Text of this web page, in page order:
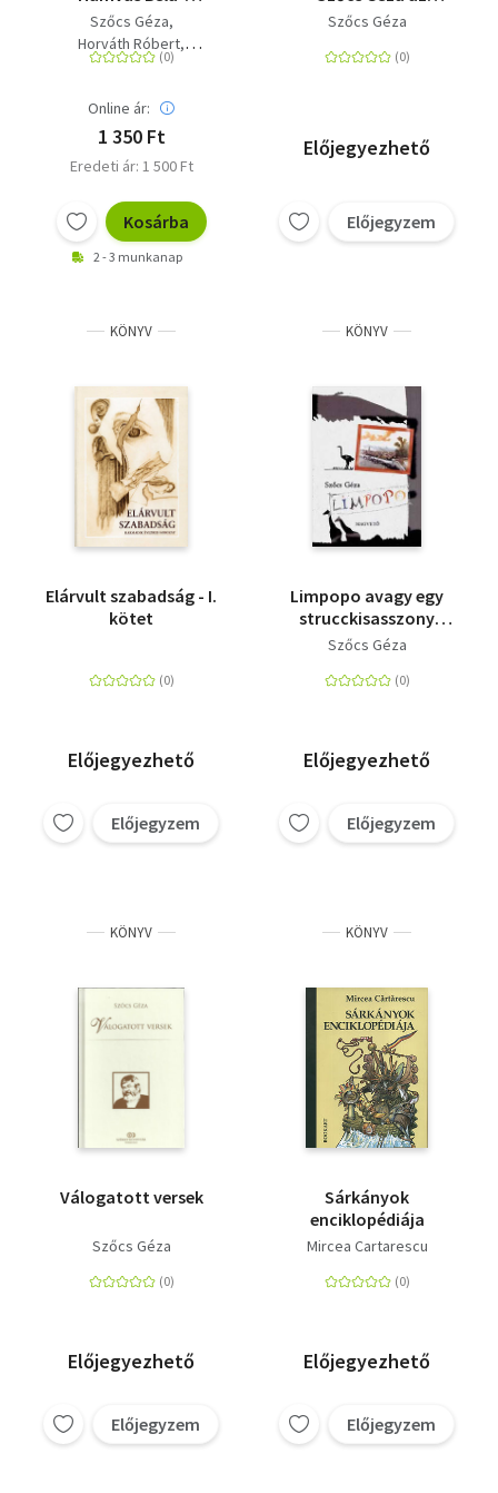
konferencia
Balatonfüred, 2014.
március 21-22.
Szőcs Géza
Horváth Róbert
Keserü Katalin
Kukla Krisztián
Cserép László
Online ár:
1 350 Ft
Eredeti ár: 1 500 Ft
Kosárba
2 - 3 munkanap
Irodalmi Jelen
Szőcs Géza
Előjegyezhető
Előjegyzem
KÖNYV
Elárvult szabadság - I.
kötet
Előjegyezhető
Előjegyzem
KÖNYV
Limpopo avagy egy
strucckisasszony
naplója
Szőcs Géza
Előjegyezhető
Előjegyzem
KÖNYV
Válogatott versek
Szőcs Géza
Előjegyezhető
Előjegyzem
KÖNYV
Sárkányok
enciklopédiája
Mircea Cartarescu
Előjegyezhető
Előjegyzem